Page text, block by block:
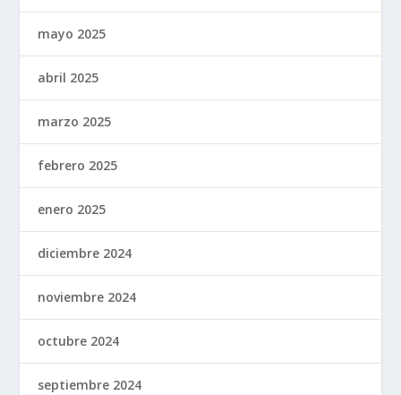
mayo 2025
abril 2025
marzo 2025
febrero 2025
enero 2025
diciembre 2024
noviembre 2024
octubre 2024
septiembre 2024